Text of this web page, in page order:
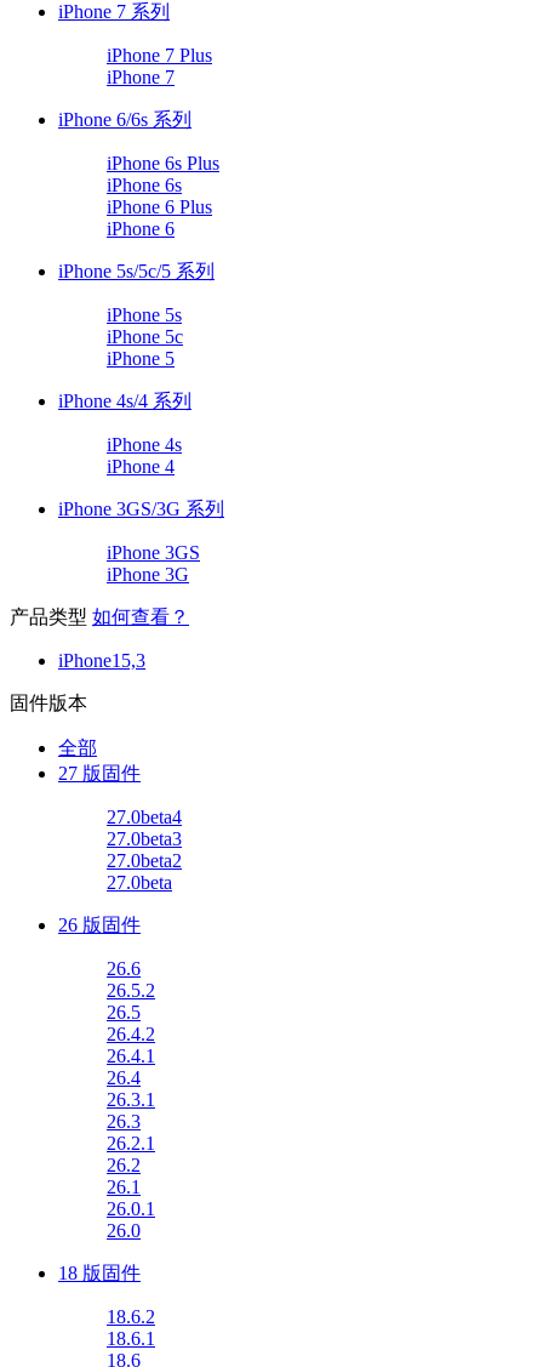
iPhone 7 系列
iPhone 7 Plus
iPhone 7
iPhone 6/6s 系列
iPhone 6s Plus
iPhone 6s
iPhone 6 Plus
iPhone 6
iPhone 5s/5c/5 系列
iPhone 5s
iPhone 5c
iPhone 5
iPhone 4s/4 系列
iPhone 4s
iPhone 4
iPhone 3GS/3G 系列
iPhone 3GS
iPhone 3G
产品类型 如何查看？
iPhone15,3
固件版本
全部
27 版固件
27.0beta4
27.0beta3
27.0beta2
27.0beta
26 版固件
26.6
26.5.2
26.5
26.4.2
26.4.1
26.4
26.3.1
26.3
26.2.1
26.2
26.1
26.0.1
26.0
18 版固件
18.6.2
18.6.1
18.6